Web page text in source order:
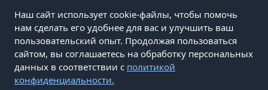
ПЕРЕЙТИ НА САЙТ ROZ.RU
© Родник здоровья 2000 – 2025 г.
📞 Звоните8(800) 200-01-33
Наш сайт использует cookie-файлы, чтобы помочь
нам сделать его удобнее для вас и улучшить ваш
пользовательский опыт. Продолжая пользоваться
сайтом, вы соглашаетесь на обработку персональных
данных в соответствии с политикой
конфиденциальности.